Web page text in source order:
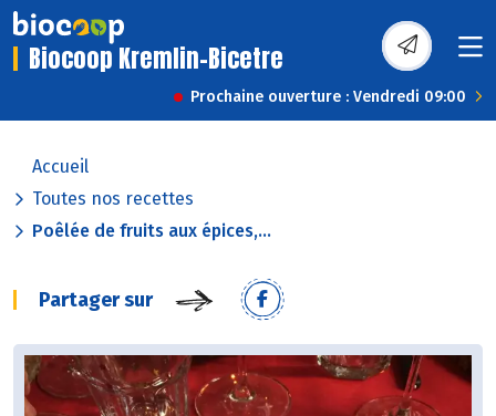
Biocoop Kremlin-Bicetre
Prochaine ouverture : Vendredi 09:00
Accueil
Toutes nos recettes
Poêlée de fruits aux épices,...
Partager sur